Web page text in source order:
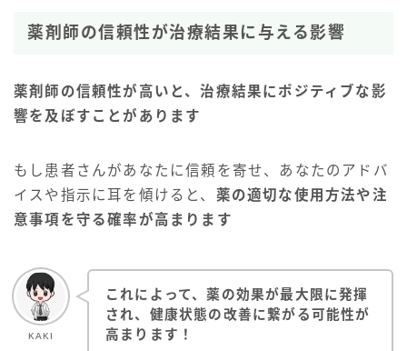
薬剤師の信頼性が治療結果に与える影響
薬剤師の信頼性が高いと、治療結果にポジティブな影
響を及ぼすことがあります
もし患者さんがあなたに信頼を寄せ、あなたのアドバ
イスや指示に耳を傾けると、 薬の適切な使用方法や注
意事項を守る確率が高まります
KAKI
これによって、薬の効果が最大限に発揮
され、健康状態の改善に繋がる可能性が
高まります！